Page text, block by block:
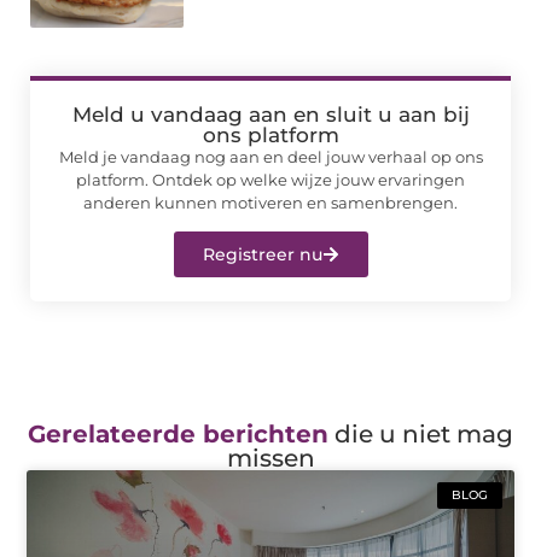
Meld u vandaag aan en sluit u aan bij
ons platform
Meld je vandaag nog aan en deel jouw verhaal op ons
platform. Ontdek op welke wijze jouw ervaringen
anderen kunnen motiveren en samenbrengen.
Registreer nu
Gerelateerde berichten die u niet mag
missen
BLOG